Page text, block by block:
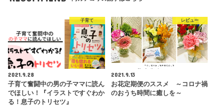
子育て
2021.9.28
子育て奮闘中の男の子ママに読ん
でほしい！『イラストですぐわか
る！息子のトリセツ』
レビュー
2021.9.13
お花定期便のススメ ～コロナ禍
のおうち時間に癒しを～